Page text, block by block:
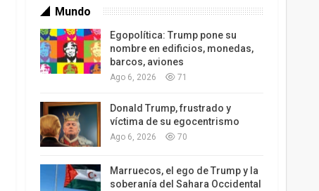
Mundo
Egopolítica: Trump pone su
nombre en edificios, monedas,
barcos, aviones
Ago 6, 2026 71
Donald Trump, frustrado y
víctima de su egocentrismo
Ago 6, 2026 70
Marruecos, el ego de Trump y la
soberanía del Sahara Occidental